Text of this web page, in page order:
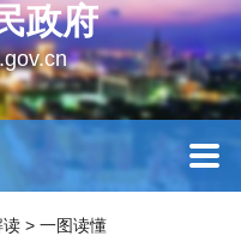
政府
读 > 一图读懂